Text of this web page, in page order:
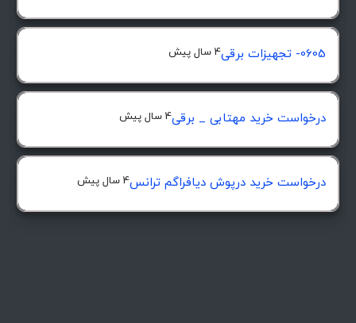
0605- تجهیزات برقی 4 سال پیش
درخواست خرید مهتابی _ برقی4 سال پیش
درخواست خرید درپوش ديافراگم ترانس4 سال پیش